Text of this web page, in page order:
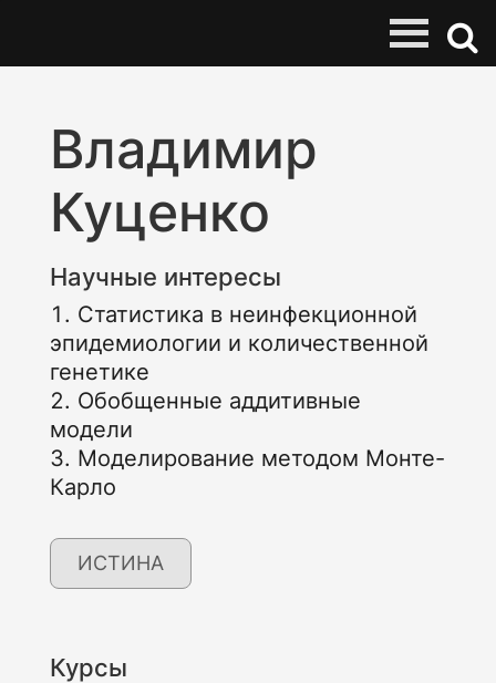
Владимир
Куценко
Научные интересы
Статистика в неинфекционной
эпидемиологии и количественной
генетике
Обобщенные аддитивные
модели
Моделирование методом Монте-
Карло
ИСТИНА
Курсы